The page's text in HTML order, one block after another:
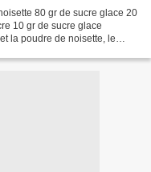
80 gr de sucre glace 20
10 gr de sucre glace
la poudre de noisette, le